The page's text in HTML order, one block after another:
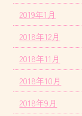
2019年1月
2018年12月
2018年11月
2018年10月
2018年9月